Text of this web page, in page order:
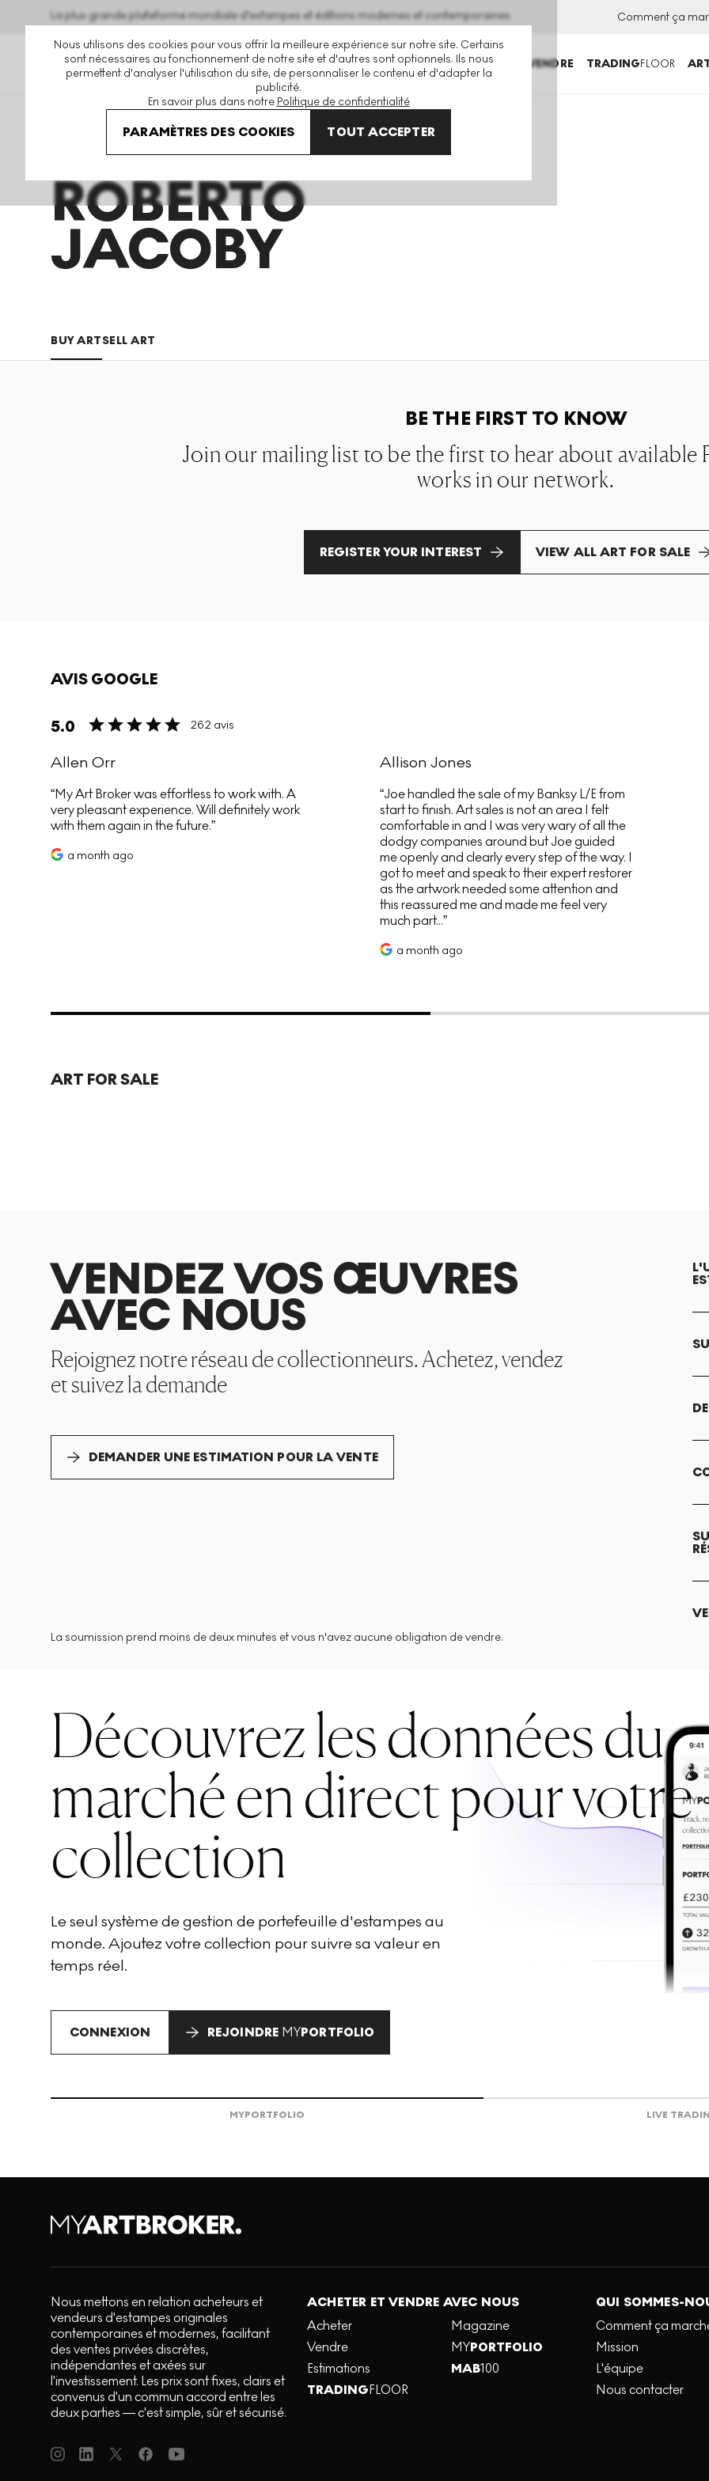
Nous utilisons des cookies pour vous offrir la meilleure expérience sur notre site. Certains
sont nécessaires au fonctionnement de notre site et d'autres sont optionnels. Ils nous
permettent d'analyser l'utilisation du site, de personnaliser le contenu et d'adapter la
publicité.
En savoir plus dans notre Politique de confidentialité
PARAMÈTRES DES COOKIES TOUT ACCEPTER
La plus grande plateforme mondiale d'estampes et éditions modernes et contemporaines Comment ça
ACHETER VENDRE TRADINGFLOOR
ROBERTO
JACOBY
BUY ARTSELL ART
BE THE FIRST TO KNOW
Join our mailing list to be the first to hear about available
works in our network.
REGISTER YOUR INTEREST VIEW ALL ART FOR SALE
AVIS GOOGLE
5.0 262 avis
Allen Orr
My Art Broker was effortless to work with. A
very pleasant experience. Will definitely work
with them again in the future.
a month ago
Allison Jones
Joe handled the sale of my Banksy L/E from
start to finish. Art sales is not an area I felt
comfortable in and I was very wary of all the
dodgy companies around but Joe guided
me openly and clearly every step of the way. I
got to meet and speak to their expert restorer
as the artwork needed some attention and
this reassured me and made me feel very
much part...
a month ago
ART FOR SALE
VENDEZ VOS ŒUVRES
AVEC NOUS
Rejoignez notre réseau de collectionneurs. Achetez, vendez
et suivez la demande
DEMANDER UNE ESTIMATION POUR LA VENTE
La soumission prend moins de deux minutes et vous n'avez aucune obligation de vendre.
Découvrez les données du
marché en direct pour votre
collection
Le seul système de gestion de portefeuille d'estampes au
monde. Ajoutez votre collection pour suivre sa valeur en
temps réel.
CONNEXION REJOINDRE MYPORTFOLIO
MYPORTFOLIO LIVE
Nous mettons en relation acheteurs et
vendeurs d'estampes originales
contemporaines et modernes, facilitant
des ventes privées discrètes,
indépendantes et axées sur
l'investissement. Les prix sont fixes, clairs et
convenus d'un commun accord entre les
deux parties — c'est simple, sûr et sécurisé.
ACHETER ET VENDRE AVEC NOUS
Acheter
Vendre
Estimations
TRADINGFLOOR
Magazine
MYPORTFOLIO
MAB100
QUI SOMMES-
Comment ça
Mission
L'équipe
Nous contacter